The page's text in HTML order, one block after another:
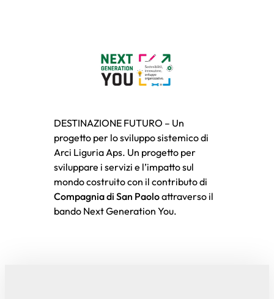
DESTINAZIONE FUTURO – Un
progetto per lo sviluppo sistemico di
Arci Liguria Aps. Un progetto per
sviluppare i servizi e l’impatto sul
mondo costruito con il contributo di
Compagnia di San Paoloattraverso il
bando Next Generation You.